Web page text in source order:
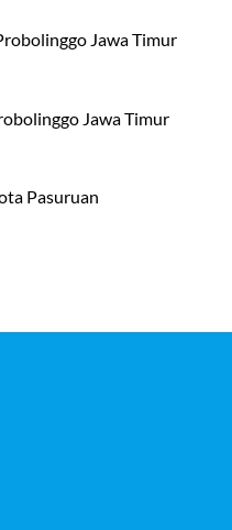
Jawa Timur
Jawa Timur
Pasuruan